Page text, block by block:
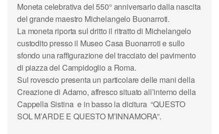
Moneta celebrativa del 550° anniversario dalla nascita
del grande maestro Michelangelo Buonarroti.
La moneta riporta sul dritto il ritratto di Michelangelo
custodito presso il Museo Casa Buonarroti e sullo
sfondo una raffigurazione del tracciato del pavimento
di piazza del Campidoglio a Roma.
Sul rovescio presenta un particolare delle mani della
Creazione di Adamo, affresco situato all’interno della
Cappella Sistina e in basso la dicitura “QUESTO
SOL M’ARDE E QUESTO M’INNAMORA”.